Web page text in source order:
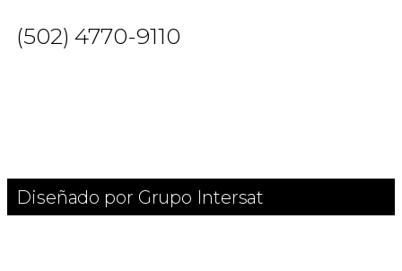
(502) 4770-9110
Diseñado por Grupo Intersat